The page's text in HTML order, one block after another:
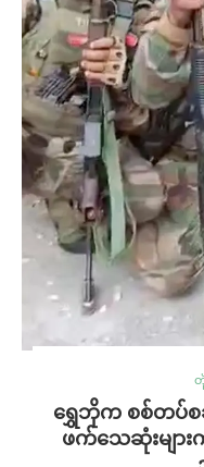
ရွှေဘိုက စစ်တပ်စ
ဖက်သေဆုံးများ